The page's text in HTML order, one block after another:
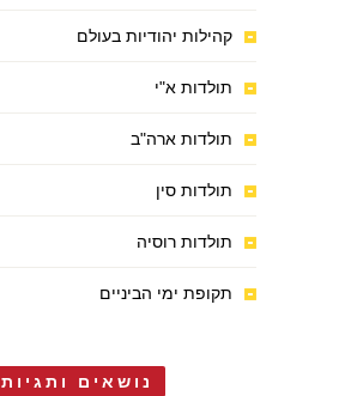
קהילות יהודיות בעולם
תולדות א"י
תולדות ארה"ב
תולדות סין
תולדות רוסיה
תקופת ימי הביניים
נושאים ותגיות